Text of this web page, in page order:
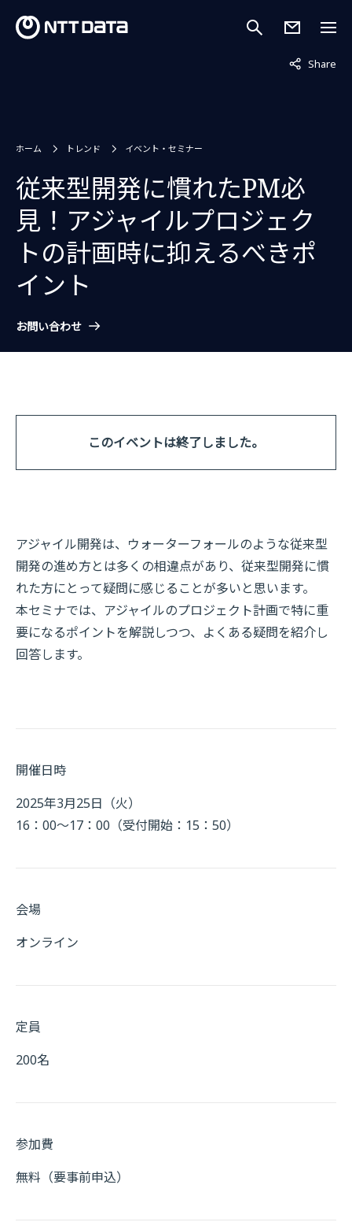
Share
非表示中
ホーム トレンド イベント・セミナー
従来型開発に慣れたPM必
見！アジャイルプロジェク
トの計画時に抑えるべきポ
イント
お問い合わせ
このイベントは終了しました。
アジャイル開発は、ウォーターフォールのような従来型
開発の進め方とは多くの相違点があり、従来型開発に慣
れた方にとって疑問に感じることが多いと思います。
本セミナでは、アジャイルのプロジェクト計画で特に重
要になるポイントを解説しつつ、よくある疑問を紹介し
回答します。
開催日時
2025年3月25日（火）
16：00～17：00（受付開始：15：50）
会場
オンライン
定員
200名
参加費
無料（要事前申込）